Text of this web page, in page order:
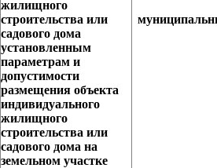
жилищного
строительства или
садового дома
установленным
параметрам и
допустимости
размещения объекта
индивидуального
жилищного
строительства или
садового дома на
земельном участке